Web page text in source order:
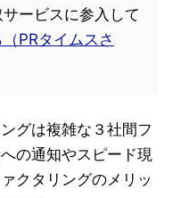
ービスに参入して
PRタイムスさ
グは複雑な３社間フ
の通知やスピード現
クタリングのメリッ